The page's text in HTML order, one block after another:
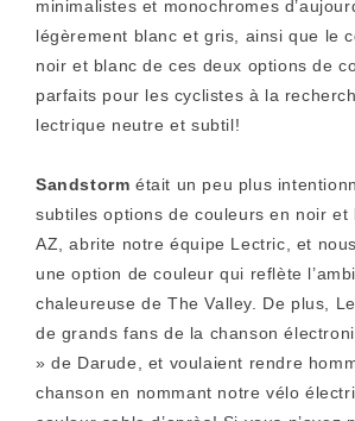
minimalistes et monochromes
légèrement blanc et gris, ainsi que le
noir et blanc de ces deux options de
parfaits pour les cyclistes à la
lectrique neutre et subtil!
Sandstorm était un peu plus
subtiles options de couleurs en noir et
AZ, abrite notre équipe Lectric, et
une option de couleur qui reflète
chaleureuse de The Valley. De plus,
de grands fans de la chanson
» de Darude, et voulaient rendre
chanson en nommant notre vélo